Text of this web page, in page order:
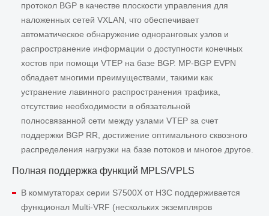
протокол BGP в качестве плоскости управления для
наложенных сетей VXLAN, что обеспечивает
автоматическое обнаружение одноранговых узлов и
распространение информации о доступности конечных
хостов при помощи VTEP на базе BGP. MP-BGP EVPN
обладает многими преимуществами, такими как
устранение лавинного распространения трафика,
отсутствие необходимости в обязательной
полносвязанной сети между узлами VTEP за счет
поддержки BGP RR, достижение оптимального сквозного
распределения нагрузки на базе потоков и многое другое.
Полная поддержка функций MPLS/VPLS
В коммутаторах серии S7500X от H3C поддерживается
функционал Multi-VRF (нескольких экземпляров